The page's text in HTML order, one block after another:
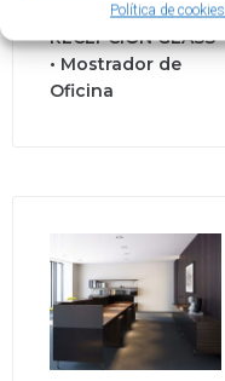
Política de cookies
RECEPCIÓN GLASS
• Mostrador de
Oficina